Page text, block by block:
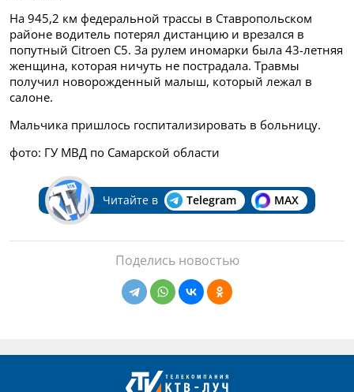
На 945,2 км федеральной трассы в Ставропольском
районе водитель потерял дистанцию и врезался в
попутный Citroеn C5. За рулем иномарки была 43-летняя
женщина, которая ничуть не пострадала. Травмы
получил новорожденный малыш, который лежал в
салоне.
Мальчика пришлось госпитализировать в больницу.
фото: ГУ МВД по Самарской области
Читайте в Telegram MAX
Поделись новостью